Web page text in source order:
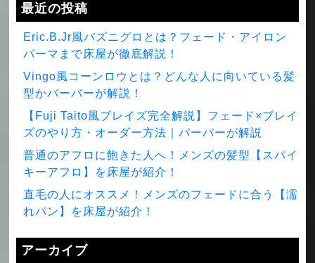
最近の投稿
Eric.B.Jr風バズニグロとは？フェード・アイロン
パーマまで床屋が徹底解説！
Vingo風コーンロウとは？どんな人に向いている髪
型かバーバーが解説！
【Fuji Taito風ブレイズ完全解説】フェード×ブレイ
ズのやり方・オーダー方法｜バーバーが解説
普通のアフロに飽きた人へ！メンズの髪型【スパイ
キーアフロ】を床屋が紹介！
直毛の人にオススメ！メンズのフェードに合う【濡
れパン】を床屋が紹介！
アーカイブ